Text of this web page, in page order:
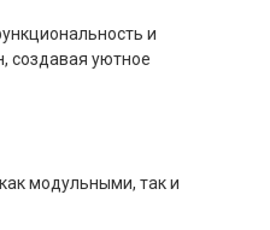
и
создавая уютное
модульными, так и